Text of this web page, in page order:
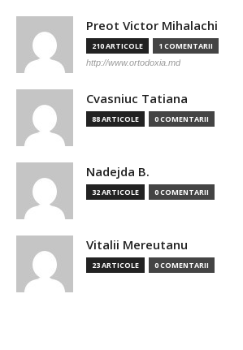
Preot Victor Mihalachi
210 ARTICOLE 1 COMENTARII
http://www.ortodoxia.md
Cvasniuc Tatiana
88 ARTICOLE 0 COMENTARII
Nadejda B.
32 ARTICOLE 0 COMENTARII
Vitalii Mereutanu
23 ARTICOLE 0 COMENTARII